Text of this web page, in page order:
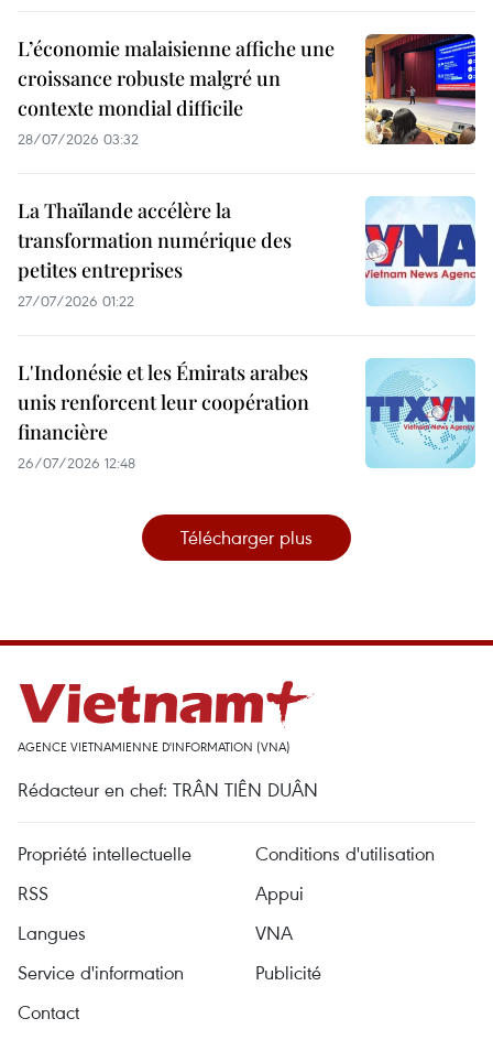
L’économie malaisienne affiche une
croissance robuste malgré un
contexte mondial difficile
28/07/2026 03:32
La Thaïlande accélère la
transformation numérique des
petites entreprises
27/07/2026 01:22
L'Indonésie et les Émirats arabes
unis renforcent leur coopération
financière
26/07/2026 12:48
Télécharger plus
AGENCE VIETNAMIENNE D'INFORMATION (VNA)
Rédacteur en chef: TRÂN TIÊN DUÂN
Propriété intellectuelle
Conditions d'utilisation
RSS
Appui
Langues
VNA
Service d'information
Publicité
Contact